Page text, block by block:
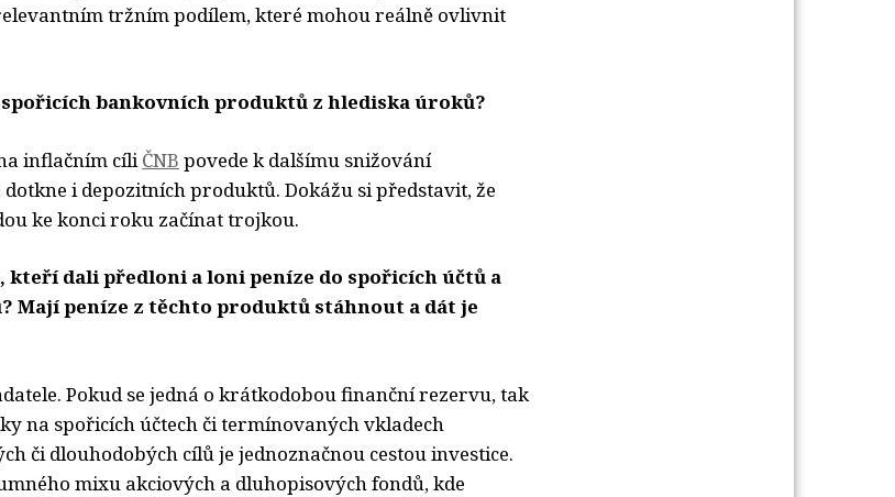
tržním podílem, které mohou reálně ovlivnit
bankovních produktů z hlediska úroků?
inflačním cíliČNB povede k dalšímu snižování
dotkne i depozitních produktů. Dokážu si představit, že
ke konci roku začínat trojkou.
kteří dali předloni a loni peníze do spořicích účtů a
Mají peníze z těchto produktů stáhnout a dát je
Pokud se jedná o krátkodobou finanční rezervu, tak
na spořicích účtech či termínovaných vkladech
či dlouhodobých cílů je jednoznačnou cestou investice.
mixu akciových a dluhopisových fondů, kde